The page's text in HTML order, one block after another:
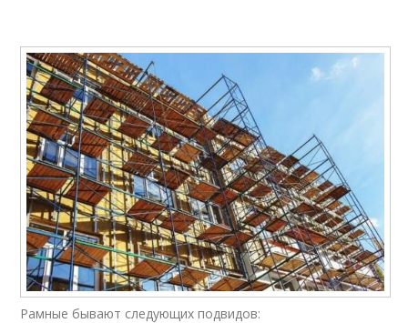
Рамные бывают следующих подвидов: